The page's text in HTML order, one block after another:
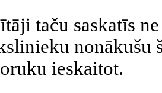
taču saskatīs
nonākušu
ieskaitot.